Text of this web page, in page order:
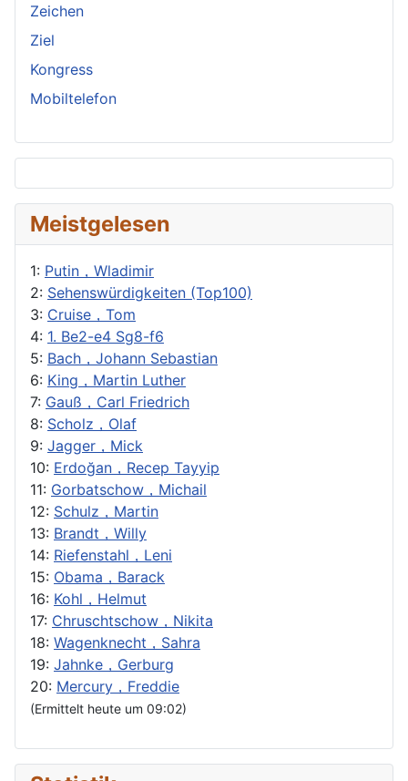
Zeichen
Ziel
Kongress
Mobiltelefon
Meistgelesen
1: Putin，Wladimir
2: Sehenswürdigkeiten (Top100)
3: Cruise，Tom
4: 1. Be2-e4 Sg8-f6
5: Bach，Johann Sebastian
6: King，Martin Luther
7: Gauß，Carl Friedrich
8: Scholz，Olaf
9: Jagger，Mick
10: Erdoğan，Recep Tayyip
11: Gorbatschow，Michail
12: Schulz，Martin
13: Brandt，Willy
14: Riefenstahl，Leni
15: Obama，Barack
16: Kohl，Helmut
17: Chruschtschow，Nikita
18: Wagenknecht，Sahra
19: Jahnke，Gerburg
20: Mercury，Freddie
(Ermittelt heute um 09:02)